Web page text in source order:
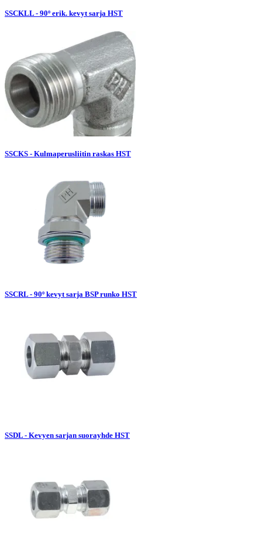
SSCKLL - 90º erik. kevyt sarja HST
SSCKS - Kulmaperusliitin raskas HST
SSCRL - 90º kevyt sarja BSP runko HST
SSDL - Kevyen sarjan suorayhde HST